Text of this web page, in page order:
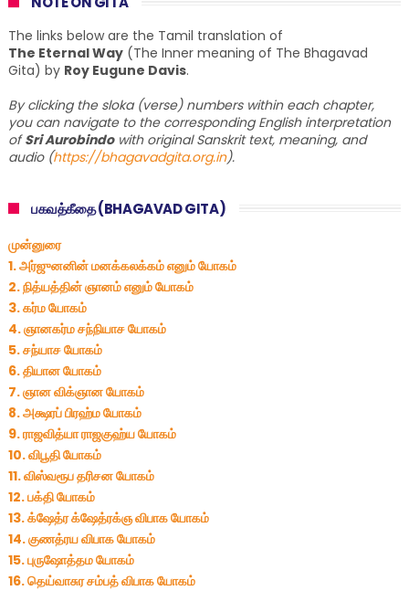
The links below are the Tamil translation of
The Eternal Way(The Inner meaning of The Bhagavad
Gita) by Roy Eugune Davis.
By clicking the sloka (verse) numbers within each chapter,
you can navigate to the corresponding English interpretation
ofSri Aurobindowith original Sanskrit text, meaning, and
audio (https://bhagavadgita.org.in).
பகவத்கீதை (BHAGAVAD GITA)
முன்னுரை
1. அர்ஜுனனின் மனக்கலக்கம் எனும் யோகம்
2. நித்யத்தின் ஞானம் எனும் யோகம்
3. கர்ம யோகம்
4. ஞானகர்ம சந்நியாச யோகம்
5. சந்யாச யோகம்
6. தியான யோகம்
7. ஞான விக்ஞான யோகம்
8. அக்ஷரப் பிரஹ்ம யோகம்
9. ராஜவித்யா ராஜகுஹ்ய யோகம்
10. விபூதி யோகம்
11. விஸ்வரூப தரிசன யோகம்
12. பக்தி யோகம்
13. க்ஷேத்ர க்ஷேத்ரக்ஞ விபாக யோகம்
14. குணத்ரய விபாக யோகம்
15. புருஷோத்தம யோகம்
16. தெய்வாசுர சம்பத் விபாக யோகம்